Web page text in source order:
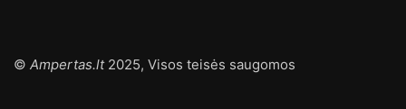
© Ampertas.lt2025, Visos teisės saugomos